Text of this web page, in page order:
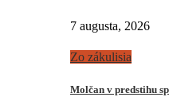
7 augusta, 2026
Zo zákulisia
Molčan v predstihu